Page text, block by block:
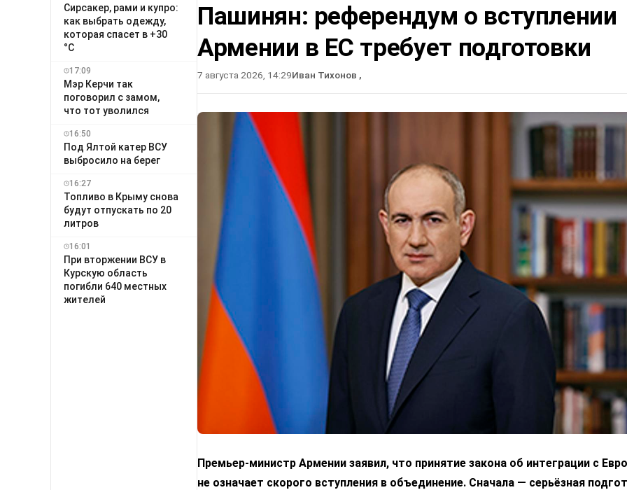
Сирсакер, рами и купро:
как выбрать одежду,
которая спасет в +30
°C
17:09
Мэр Керчи так
поговорил с замом,
что тот уволился
16:50
Под Ялтой катер ВСУ
выбросило на берег
16:27
Топливо в Крыму снова
будут отпускать по 20
литров
16:01
При вторжении ВСУ в
Курскую область
погибли 640 местных
жителей
Пашинян: референдум о вступлении
Армении в ЕС требует подготовки
7 августа 2026, 14:29Иван Тихонов ,
Премьер-министр Армении заявил, что принятие закона об интеграции с
не означает скорого вступления в объединение. Сначала — серьёзная